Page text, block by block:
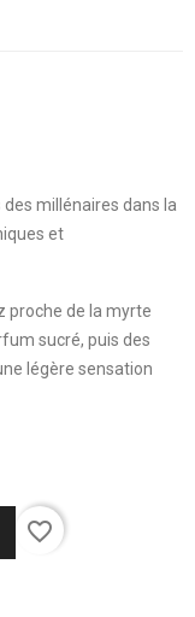
millénaires dans la
et
proche de la myrte
sucré, puis des
légère sensation
favorite_border